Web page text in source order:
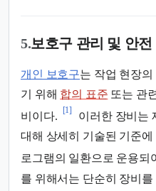
5.보호구 관리 및 안전
개인 보호구는 작업 현장
기 위해 합의 표준 또는 관련
비이다.
[1]
이러한 장비는
대해 상세히 기술된 기준
로그램의 일환으로 운용되
를 위해서는 단순히 장비